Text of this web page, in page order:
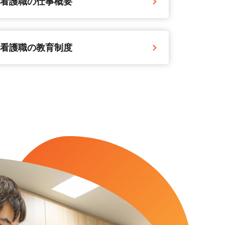
看護職の教育制度